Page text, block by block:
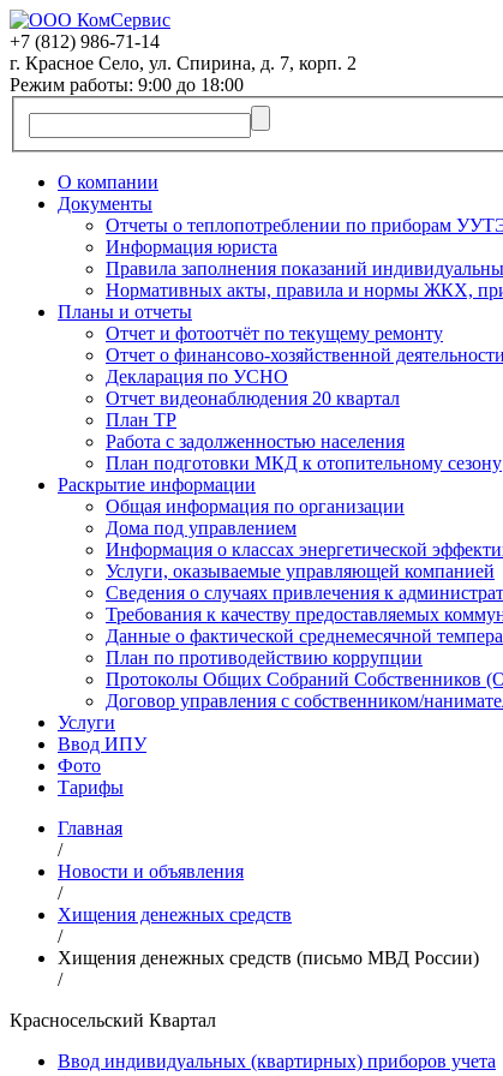
+7 (812) 986-71-14
г. Красное Село, ул. Спирина, д. 7, корп. 2
Режим работы: 9:00 до 18:00
О компании
Документы
Отчеты о теплопотреблении по приборам
Информация юриста
Правила заполнения показаний
Нормативных акты, правила и нормы ЖКХ,
Планы и отчеты
Отчет и фотоотчёт по текущему ремонту
Отчет о финансово-хозяйственной
Декларация по УСНО
Отчет видеонаблюдения 20 квартал
План ТР
Работа с задолженностью населения
План подготовки МКД к отопительному сезону
Раскрытие информации
Общая информация по организации
Дома под управлением
Информация о классах энергетической
Услуги, оказываемые управляющей компанией
Сведения о случаях привлечения к
Требования к качеству предоставляемых
Данные о фактической среднемесячной
План по противодействию коррупции
Протоколы Общих Собраний Собственников
Договор управления с собственником/
Услуги
Ввод ИПУ
Фото
Тарифы
Главная
/
Новости и объявления
/
Хищения денежных средств
/
Хищения денежных средств (письмо МВД России)
/
Красносельский Квартал
Ввод индивидуальных (квартирных) приборов учета